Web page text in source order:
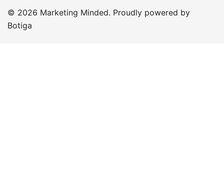
© 2026 Marketing Minded. Proudly powered by
Botiga